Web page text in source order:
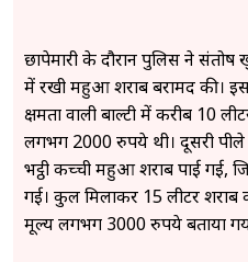
छापेमारी के दौरान पुलिस ने
में रखी महुआ शराब बरामद की।
क्षमता वाली बाल्टी में करीब 10
लगभग 2000 रुपये थी। दूसरी पीले
भट्ठी कच्ची महुआ शराब पाई
गई। कुल मिलाकर 15 लीटर शराब
मूल्य लगभग 3000 रुपये बताया